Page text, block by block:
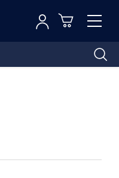
Toggle
Logg inn